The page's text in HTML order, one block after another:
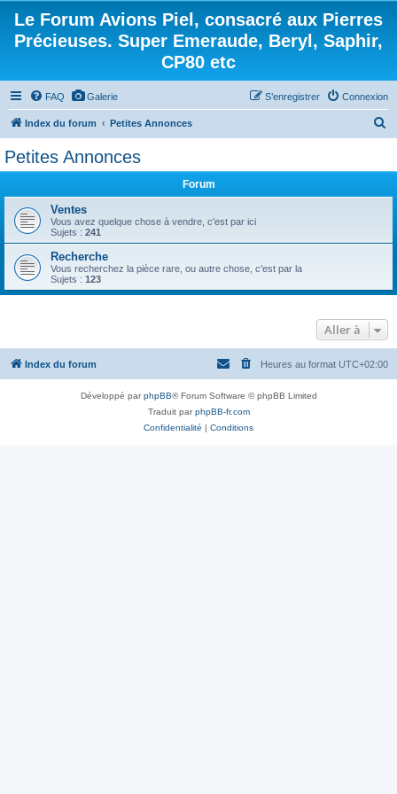
Le Forum Avions Piel, consacré aux Pierres
Précieuses. Super Emeraude, Beryl, Saphir,
CP80 etc
FAQ Galerie Connexion
S’enregistrer
Index du forum Petites Annonces
e
Petites Annonces
Forum
Ventes
Vous avez quelque chose à vendre, c'est par ici
Sujets : 241
Recherche
Vous recherchez la pièce rare, ou autre chose, c'est par la
Sujets : 123
Aller à
Index du forum Heures au format UTC+02:00
Développé parphpBB® Forum Software © phpBB Limited
Traduit parphpBB-fr.com
Confidentialité | Conditions